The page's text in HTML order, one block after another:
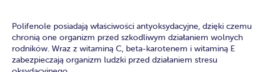
Polifenole posiadają właściwości antyoksydacyjne, dzięki czemu
chronią one organizm przed szkodliwym działaniem wolnych
rodników. Wraz z witaminą C, beta-karotenem i witaminą E
zabezpieczają organizm ludzki przed działaniem stresu